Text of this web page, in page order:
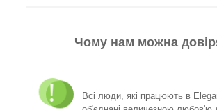
Чому нам можна
Всі люди, які працюють в